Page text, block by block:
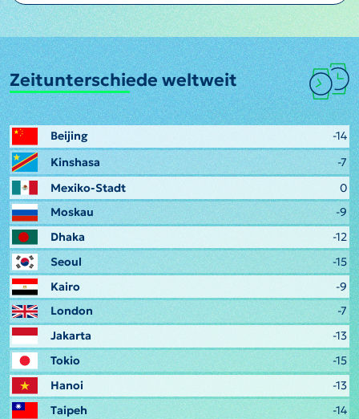
Zeitunterschiede weltweit
Beijing
-14
Kinshasa
-7
Mexiko-Stadt
0
Moskau
-9
Dhaka
-12
Seoul
-15
Kairo
-9
London
-7
Jakarta
-13
Tokio
-15
Hanoi
-13
Taipeh
-14